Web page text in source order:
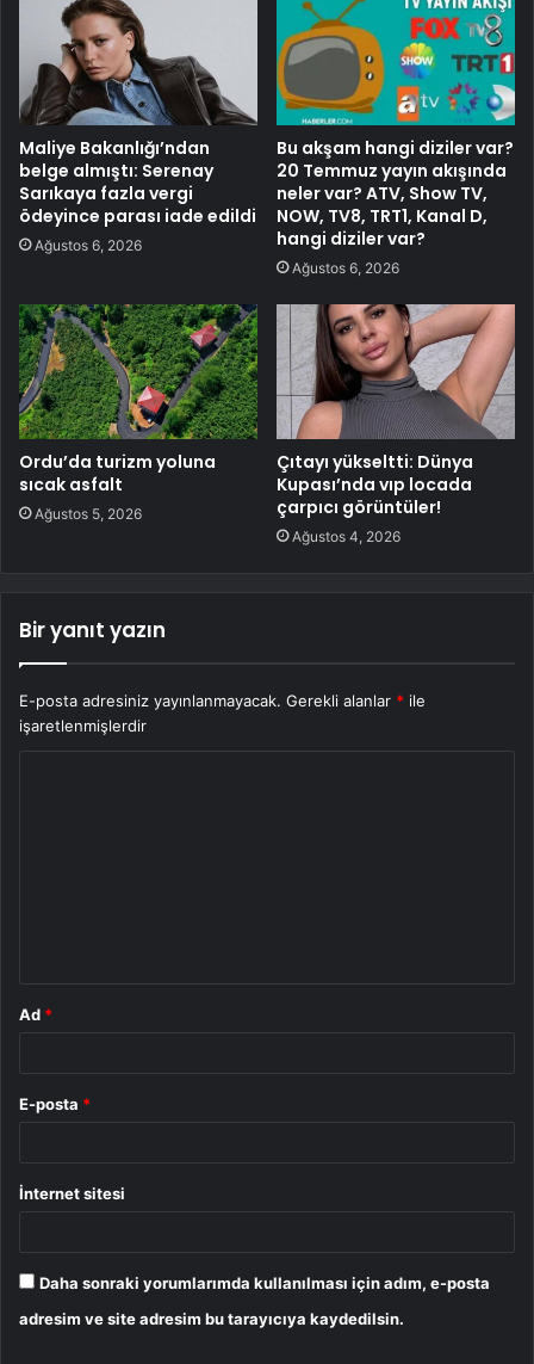
Maliye Bakanlığı’ndan
belge almıştı: Serenay
Sarıkaya fazla vergi
ödeyince parası iade edildi
Ağustos 6, 2026
Bu akşam hangi diziler var?
20 Temmuz yayın akışında
neler var? ATV, Show TV,
NOW, TV8, TRT1, Kanal D,
hangi diziler var?
Ağustos 6, 2026
Ordu’da turizm yoluna
sıcak asfalt
Ağustos 5, 2026
Çıtayı yükseltti: Dünya
Kupası’nda vıp locada
çarpıcı görüntüler!
Ağustos 4, 2026
Bir yanıt yazın
E-posta adresiniz yayınlanmayacak. Gerekli alanlar * ile
işaretlenmişlerdir
Ad *
E-posta *
İnternet sitesi
Daha sonraki yorumlarımda kullanılması için adım, e-posta
adresim ve site adresim bu tarayıcıya kaydedilsin.